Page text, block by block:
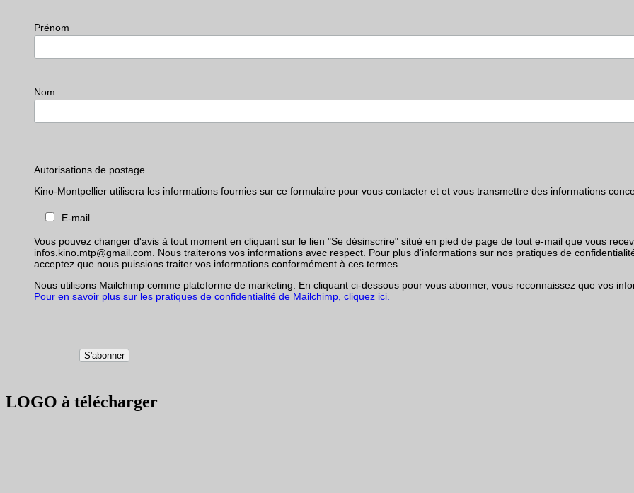
Prénom
Nom
Autorisations de postage
Kino-Montpellier utilisera les informations fournies sur ce formulaire pour vous contacter et et vous transmettre des informations
E-mail
Vous pouvez changer d'avis à tout moment en cliquant sur le lien "Se désinscrire" situé en pied de page de tout e-mail que vous
infos.kino.mtp@gmail.com. Nous traiterons vos informations avec respect. Pour plus d'informations sur nos pratiques de
acceptez que nous puissions traiter vos informations conformément à ces termes.
Nous utilisons Mailchimp comme plateforme de marketing. En cliquant ci-dessous pour vous abonner, vous reconnaissez que vos
Pour en savoir plus sur les pratiques de confidentialité de Mailchimp, cliquez ici.
LOGO à télécharger